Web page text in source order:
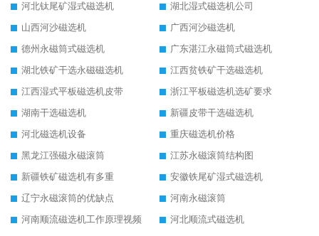
河北钛尾矿湿式磁选机
湖北湿式磁选机公司
山西河沙磁选机
广西河沙磁选机
德州永磁筒式磁选机
广东湛江永磁筒式磁选机
湖北铁矿干选永磁磁选机
江西贫铁矿干选磁选机
江西湿式平板磁选机皮带
浙江平板磁选机选矿要求
湖南干选磁选机
新疆皮带干选磁选机
河北磁选机设备
重庆磁选机价格
黑龙江强磁永磁滚筒
江苏永磁滚筒结构图
新疆铁矿磁选机有多重
安徽铁尾矿湿式磁选机
辽宁永磁滚筒的优缺点
河南永磁滚筒
河南顺流磁选机工作原理视频
河北顺流式磁选机